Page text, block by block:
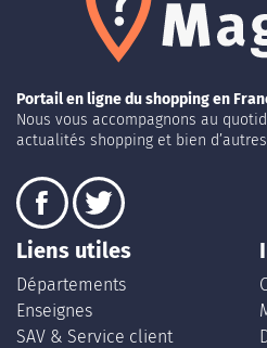
Portail en ligne du shopping en
Nous vous accompagnons au
actualités shopping et bien
Liens utiles
Départements
Enseignes
SAV & Service client